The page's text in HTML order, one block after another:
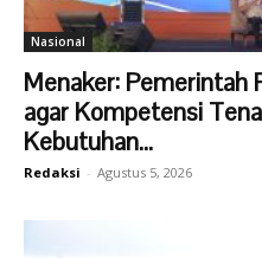
Nasional
Menaker: Pemerintah
agar Kompetensi
Kebutuhan...
Redaksi - Agustus 5, 2026